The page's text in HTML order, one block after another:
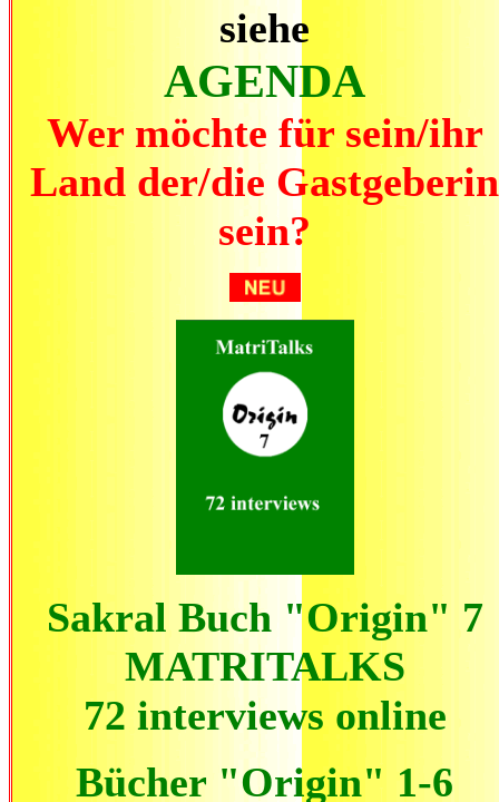
siehe
AGENDA
Wer möchte für sein/ihr
Land der/die Gastgeberin
sein?
Sakral Buch "Origin" 7
MATRITALKS
72 interviews online
Bücher "Origin" 1-6